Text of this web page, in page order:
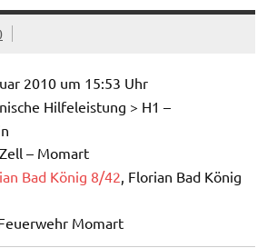
2010 um 15:53 Uhr
Hilfeleistung > H1 –
– Momart
Bad König 8/42, Florian Bad König
Momart